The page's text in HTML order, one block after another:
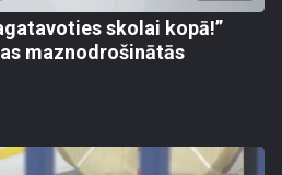
skolai kopā!”
maznodrošinātās